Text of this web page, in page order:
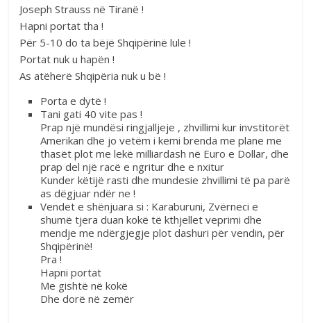
Joseph Strauss në Tiranë !
Hapni portat tha !
Për 5-10 do ta bëjë Shqipërinë lule !
Portat nuk u hapën !
As atëherë Shqipëria nuk u bë !
Porta e dytë !
Tani gati 40 vite pas !
Prap një mundësi ringjalljeje , zhvillimi kur invstitorët
Amerikan dhe jo vetëm i kemi brenda me plane me
thasët plot me lekë milliardash në Euro e Dollar, dhe
prap del një racë e ngritur dhe e nxitur
Kunder këtijë rasti dhe mundesie zhvillimi të pa parë
as dëgjuar ndër ne !
Vendet e shënjuara si : Karaburuni, Zvërneci e
shumë tjera duan kokë të kthjellet veprimi dhe
mendje me ndërgjegje plot dashuri për vendin, për
Shqipërinë!
Pra !
Hapni portat
Me gishtë në kokë
Dhe dorë në zemër